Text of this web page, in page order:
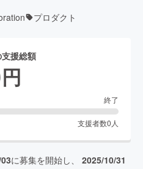
プロダクト
援総額
円
終了
支援者数0 人
に募集を開始し、 2025/10/31